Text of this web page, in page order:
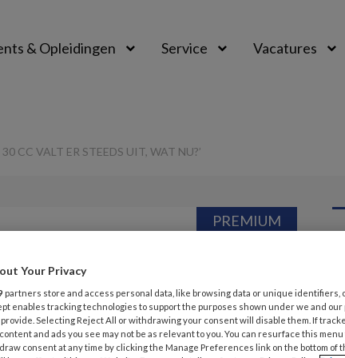
& Opleidingen Service Vacatures
CC VALT ER STEEDS UIT, WAT NU?’
van 30 cc
PREMIUM
Your Privacy
partners store and access personal data, like browsing data or unique identifiers,
enables tracking technologies to support the purposes shown under we and
provide. Selecting Reject All or withdrawing your consent will disable them. If
and ads you see may not be as relevant to you. You can resurface this
consent at any time by clicking the Manage Preferences link on the bottom of